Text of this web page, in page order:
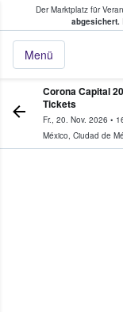
Der Marktplatz für
abgesichert.
Menü
Tickets
Corona Capital
Tickets
Fr., 20. Nov. 2026 •
México, Ciudad de